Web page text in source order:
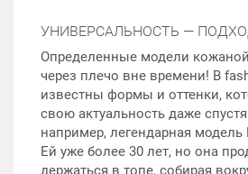
УНИВЕРСАЛЬНОСТЬ —
Определенные модели
через плечо вне времени! В
известны формы и оттенки,
свою актуальность даже
например, легендарная модель
Ей уже более 30 лет, но она
держаться в топе, собирая